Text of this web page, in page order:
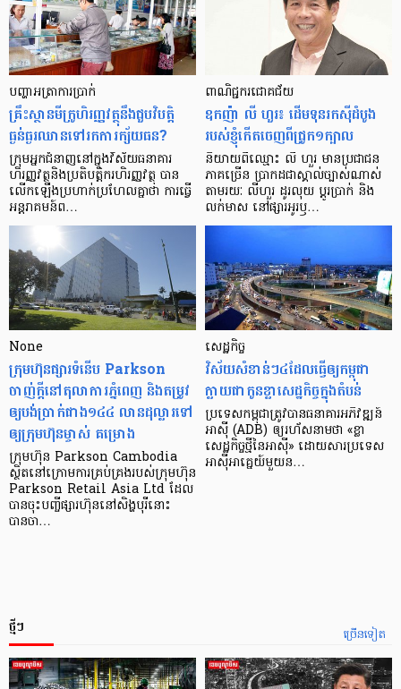
បញ្ហា​អត្រា​ការប្រាក់
គ្រឹះស្ថាន​មីក្រូ​ហិរញ្ញវត្ថុ​នឹង​ជួប​វិបត្តិ​
ធ្ងន់ធ្ងរ​ឈាន​ទៅ​រក​ការ​ក្ស័យធន?
ក្រុម​អ្នក​ជំនាញ​នៅ​ក្នុង​វិស័យ​ធនាគារ
ហិរញ្ញវត្ថុ​និង​ប្រតិបត្តិករ​ហិរញ្ញ​វត្ថុ បាន​​
លើក​ឡើង​ប្រហាក់​ប្រហែល​គ្នា​ថា ការ​ធ្វើ​
អន្តរាគមន៍​ព…
ពាណិជ្ជករជោគជ័យ
ឧកញ៉ា លី ហួរ៖ ដើមទុនរកស៊ីដំបូង
របស់ខ្ញុំកើតចេញពីជ្រូក១ក្បាល
និយាយ​ពី​ឈ្មោះ លី ហួរ មាន​ប្រជាជន​
ភាគ​ច្រើន ប្រាកដ​ជា​ស្គាល់​ច្បាស់​ណាស់
តាមរយៈ លីហួរ ដូរ​លុយ ប្តូរ​បា្រក់ និង​
លក់​មាស នៅ​ផ្សារ​អូរ​ឫ…
None
ក្រុមហ៊ុនផ្សារទំនើប Parkson
ចាញ់ក្ដីនៅតុលាការភ្នំពេញ និងតម្រូវ
ឲ្យបង់ប្រាក់ជាង១៤៤ លានដុល្លារទៅ
ឲ្យក្រុមហ៊ុនម្ចាស់ គម្រោង
ក្រុមហ៊ុន Parkson Cambodia
ស្ថិតនៅក្រោមការគ្រប់គ្រងរបស់ក្រុមហ៊ុន
Parkson Retail Asia Ltd ដែល
បានចុះបញ្ចីផ្សារហ៊ុននៅសិង្ហបុរីនោះ
បានចា…
សេដ្ឋកិច្ច​
វិស័យ​សំខាន់ៗ​៤​ដែល​ធ្វើ​ឲ្យ​កម្ពុជា​
ក្លាយ​ជា​កូន​ខ្លា​សេដ្ឋកិច្ច​ក្នុង​តំបន់
ប្រទេស​កម្ពុជា​ត្រូវ​បាន​ធនាគារ​អភិវឌ្ឍន៍​
អាស៊ី (ADB) ឲ្យ​រហ័ស​នាមថា «ខ្លា​
សេដ្ឋកិច្ច​ថ្មី​នៃ​អាស៊ី» ដោយសារ​ប្រទេស​
អាស៊ី​អាគ្នេយ៍​មួយ​ន…
ច្រើនទៀត
ថ្មីៗ